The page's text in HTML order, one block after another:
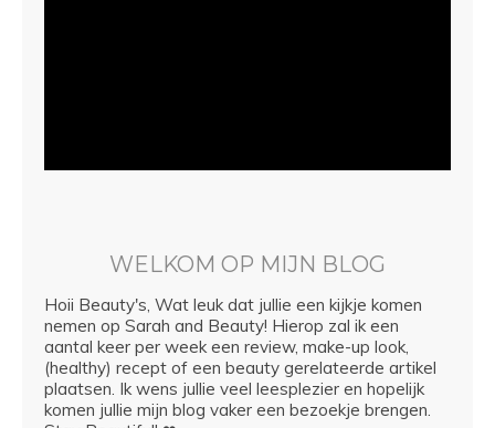
WELKOM OP MIJN BLOG
Hoii Beauty's, Wat leuk dat jullie een kijkje komen
nemen op Sarah and Beauty! Hierop zal ik een
aantal keer per week een review, make-up look,
(healthy) recept of een beauty gerelateerde artikel
plaatsen. Ik wens jullie veel leesplezier en hopelijk
komen jullie mijn blog vaker een bezoekje brengen.